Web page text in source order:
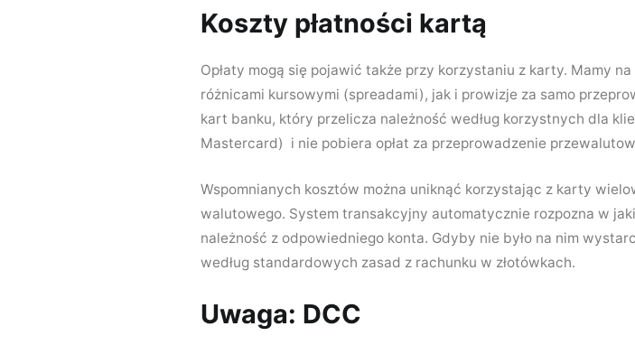
Koszty płatności kartą
Opłaty mogą się pojawić także przy korzystaniu z karty. Mamy
różnicami kursowymi (spreadami), jak i prowizje za samo
kart banku, który przelicza należność według korzystnych dla
Mastercard) i nie pobiera opłat za przeprowadzenie
Wspomnianych kosztów można uniknąć korzystając z karty
walutowego. System transakcyjny automatycznie rozpozna w
należność z odpowiedniego konta. Gdyby nie było na nim
według standardowych zasad z rachunku w złotówkach.
Uwaga: DCC